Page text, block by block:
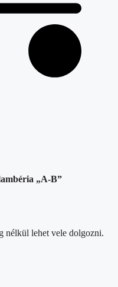
„A-B”
nélkül lehet vele dolgozni.